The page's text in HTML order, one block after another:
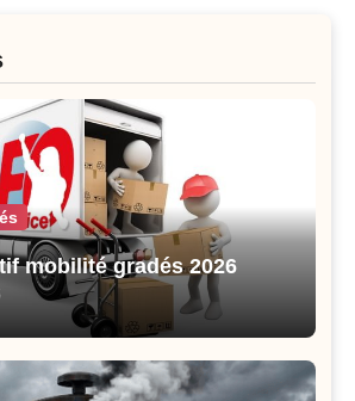
mobilité gradés 2026